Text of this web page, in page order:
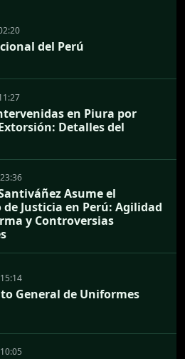
del Perú
en Piura por
Detalles del
Asume el
Justicia en Perú: Agilidad
y Controversias
General de Uniformes